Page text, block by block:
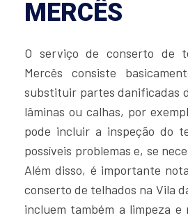
MERCÊS
O serviço de conserto de
Mercês consiste
substituir partes danificadas
lâminas ou calhas, por
pode incluir a inspeção do
possíveis problemas e, se
Além disso, é importante
conserto de telhados na Vila
incluem também a limpeza e